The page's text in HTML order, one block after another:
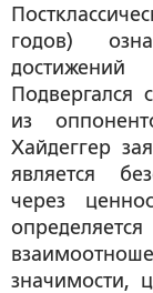
годов)
Подвергался
из
Хайдеггер
является
через
значимости,